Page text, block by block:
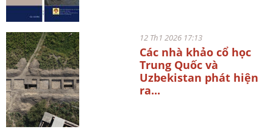
12 Th1 2026 17:13
Các nhà khảo cổ học
Trung Quốc và
Uzbekistan phát hiện
ra...